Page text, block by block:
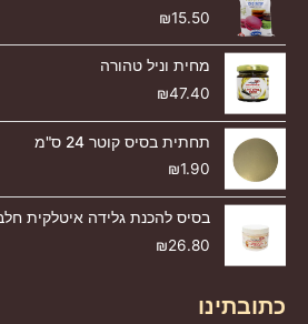
₪15.50
מחית וניל טהורה
₪47.40
תחתית בסיס קוטר 24 ס"מ
₪1.90
בסיס להכנת גלידה איטלקית
₪26.80
כתובתינו